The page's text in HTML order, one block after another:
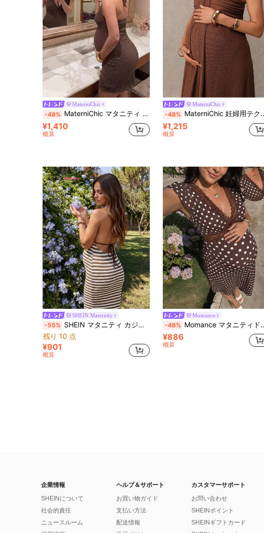
MaterniChic
-48% MaterniChic マタニティ ファッショナブル ホルターネック バックレス ショートドレス 夏用
¥1,410
概算
MaterniChic
-48% MaterniChic 妊婦用テクスチャー入りリラックスプリーツラウンドリングビーズタイウエストドレス
¥1,215
概算
SHEIN Maternity
-55% SHEIN マタニティ カジュアル ストライプ バックレス ホルターネック ワンピース
残り 10 点
¥901
概算
Momance
-48% Momance マタニティドレス ダブルレイヤー フリル 半袖 Vネック レーストリム フィット スリット デジタルプリント
¥886
概算
企業情報
SHEINについて
社会的責任
ニュースルーム
ヘルプ＆サポート
お買い物ガイド
支払い方法
配送情報
カスタマーサポート
お問い合わせ
SHEINポイント
SHEINギフトカード